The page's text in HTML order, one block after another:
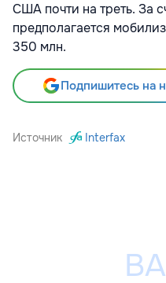
США почти на треть. За
предполагается
350 млн.
Подпишитесь на
Источник Interfax